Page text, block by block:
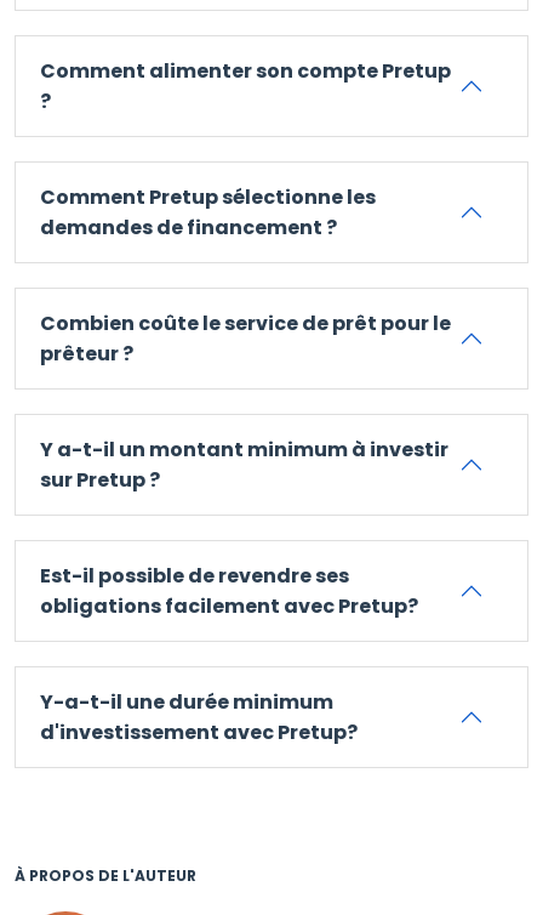
Comment alimenter son compte Pretup
?
Comment Pretup sélectionne les
demandes de financement ?
Combien coûte le service de prêt pour le
prêteur ?
Y a-t-il un montant minimum à investir
sur Pretup ?
Est-il possible de revendre ses
obligations facilement avec Pretup?
Y-a-t-il une durée minimum
d'investissement avec Pretup?
À PROPOS DE L'AUTEUR